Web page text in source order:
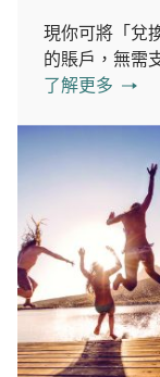
現你可將「兌
的賬戶，無需
了解更多